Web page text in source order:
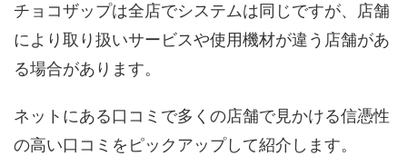
チョコザップは全店でシステムは同じですが、店舗
により取り扱いサービスや使用機材が違う店舗があ
る場合があります。
ネットにある口コミで多くの店舗で見かける信憑性
の高い口コミをピックアップして紹介します。